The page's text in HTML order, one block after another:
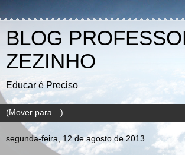
BLOG
ZEZINHO
Educar é Preciso
segunda-feira, 12 de agosto de 2013